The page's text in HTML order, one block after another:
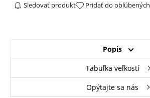
Sledovať produkt Pridať do obľúbených
Popis
Tabuľka veľkostí
Opýtajte sa nás